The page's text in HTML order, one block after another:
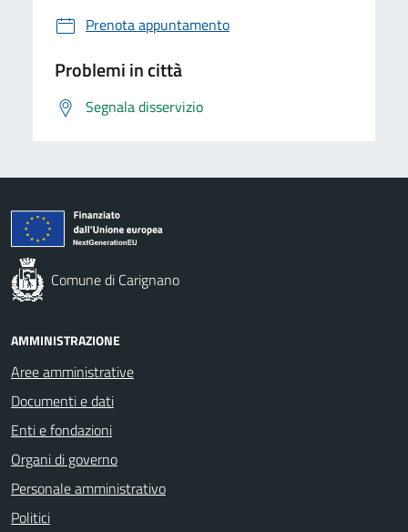
Prenota appuntamento
Problemi in città
Segnala disservizio
Comune di Carignano
AMMINISTRAZIONE
Aree amministrative
Documenti e dati
Enti e fondazioni
Organi di governo
Personale amministrativo
Politici